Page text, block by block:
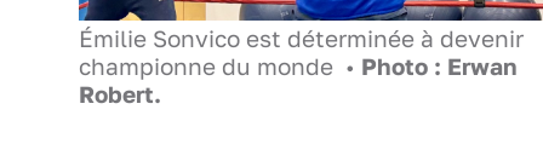
Émilie Sonvico est déterminée à devenir
championne du monde • Photo : Erwan
Robert.